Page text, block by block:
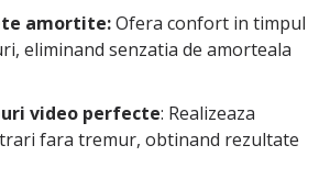
amortite:Ofera confort in timpul
eliminand senzatia de amorteala
video perfecte: Realizeaza
fara tremur, obtinand rezultate